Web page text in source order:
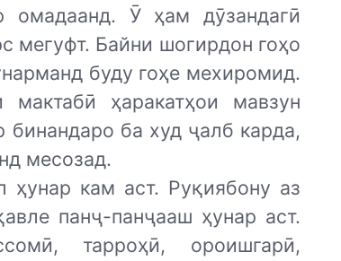
омадаанд. Ӯ ҳам дӯзандагӣ
мегуфт. Байни шогирдон гоҳо
буду гоҳе мехиромид.
ҳаракатҳои мавзун
ба худ ҷалб карда,
месозад.
кам аст. Руқиябону аз
панҷ-панҷааш ҳунар аст.
тарроҳӣ, ороишгарӣ,